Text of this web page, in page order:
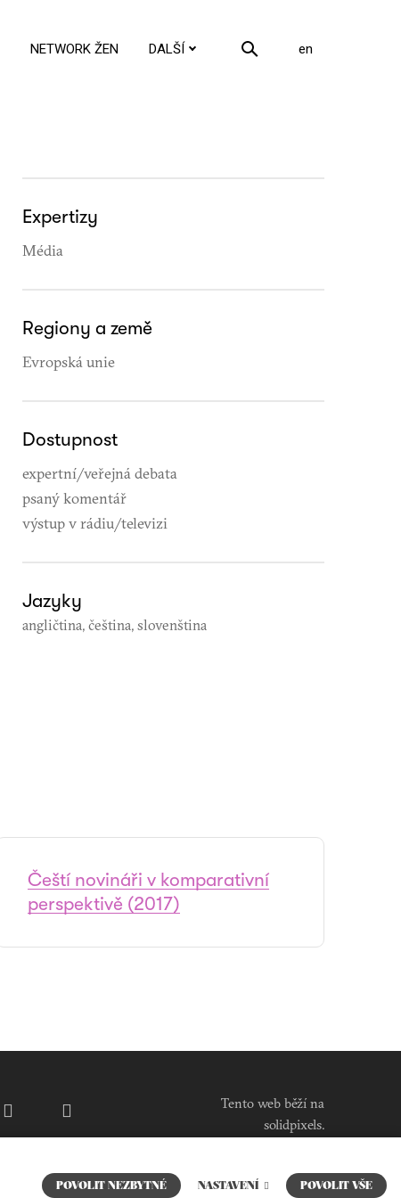
NETWORK ŽEN DALŠÍ cs
en
Expertizy
Média
Regiony a země
Evropská unie
Dostupnost
expertní/veřejná debata
psaný komentář
výstup v rádiu/televizi
Jazyky
angličtina, čeština, slovenština
Čeští novináři v komparativní
perspektivě (2017)
Tento web běží na
solidpixels.
POVOLIT NEZBYTNÉ NASTAVENÍ POVOLIT VŠE